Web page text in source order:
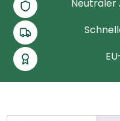
Neutraler